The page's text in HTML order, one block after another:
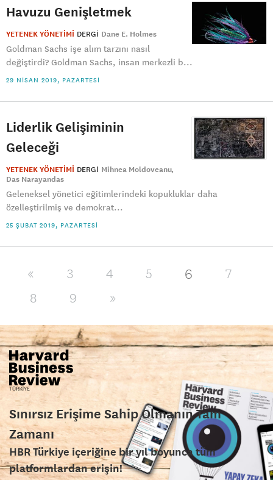
Havuzu Genişletmek
YETENEK YÖNETİMİ DERGI Dane E. Holmes
Goldman Sachs işe alım tarzını nasıl
değiştirdi? Goldman Sachs, insan merkezli b...
29 NISAN 2019, PAZARTESI
Liderlik Gelişiminin
Geleceği
YETENEK YÖNETİMİ DERGI Mihnea Moldoveanu
Das Narayandas
Geleneksel yönetici eğitimlerindeki kopukluklar daha
özelleştirilmiş ve demokrat...
25 ŞUBAT 2019, PAZARTESI
« 3 4 5 6
7
8
9 »
Sınırsız Erişime Sahip Olmanın Tam
Zamanı
HBR Türkiye içeriğine bir yıl boyunca tüm
platformlardan erişin!